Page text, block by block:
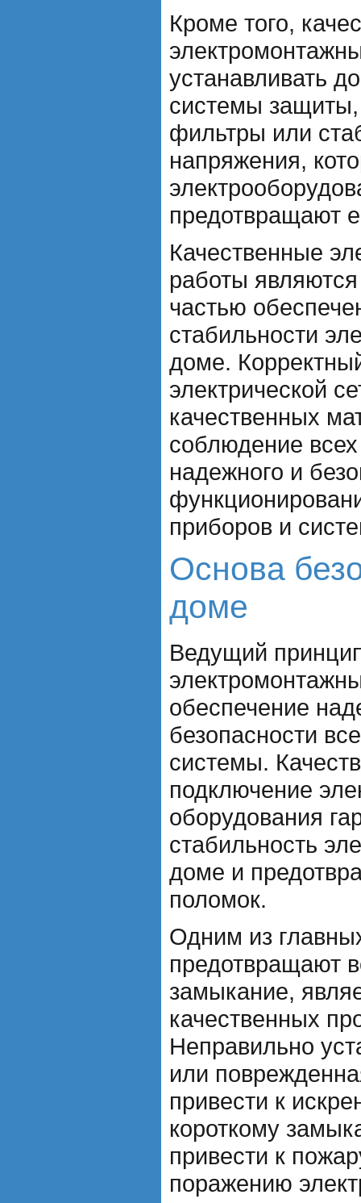
Кроме того,
устанавливать
системы
фильтры или
напряжения,
предотвращают
Качественные
работы
частью
стабильности
доме.
электрической
качественных
соблюдение
надежного и
приборов и
Основа
доме
Ведущий
обеспечение
безопасности
системы.
подключение
оборудования
стабильность
доме и
поломок.
Одним из
предотвращают
замыкание,
качественных
Неправильно
или
привести к
короткому
привести к
поражению